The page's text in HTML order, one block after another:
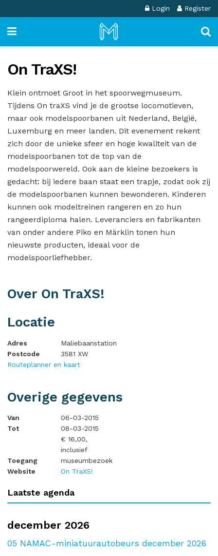
Login Register
On TraXS!
Klein ontmoet Groot in het spoorwegmuseum.
Tijdens On traXS vind je de grootse locomotieven,
maar ook modelspoorbanen uit Nederland, België,
Luxemburg en meer landen. Dit evenement rekent
zich door de unieke sfeer en hoge kwaliteit van de
modelspoorbanen tot de top van de
modelspoorwereld. Ook aan de kleine bezoekers is
gedacht: bij iedere baan staat een trapje, zodat ook zij
de modelspoorbanen kunnen bewonderen. Kinderen
kunnen ook modeltreinen rangeren en zo hun
rangeerdiploma halen. Leveranciers en fabrikanten
van onder andere Piko en Märklin tonen hun
nieuwste producten, ideaal voor de
modelspoorliefhebber.
Over On TraXS!
Locatie
Adres
Maliebaanstation
Postcode
3581 XW
Routeplanner en kaart
Overige gegevens
Van
06-03-2015
Tot
08-03-2015
Toegang
€ 16,00,
inclusief
museumbezoek
Website
On TraXS!
Laatste agenda
december 2026
05 NAMAC-miniatuurautobeurs december 2026